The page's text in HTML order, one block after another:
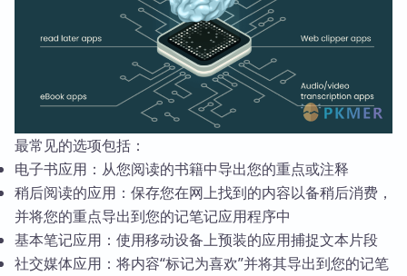
最常见的选项包括：
电子书应用：从您阅读的书籍中导出您的重点或注释
稍后阅读的应用：保存您在网上找到的内容以备稍后消费，
并将您的重点导出到您的记笔记应用程序中
基本笔记应用：使用移动设备上预装的应用捕捉文本片段
社交媒体应用：将内容“标记为喜欢”并将其导出到您的记笔